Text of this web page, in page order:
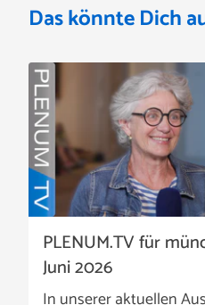
Das könnte Dich
PLENUM.TV für
Juni 2026
In unserer aktuellen